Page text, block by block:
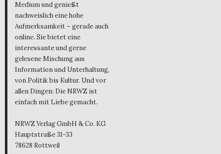
Medium und genießt
nachweislich eine hohe
Aufmerksamkeit – gerade auch
online. Sie bietet eine
interessante und gerne
gelesene Mischung aus
Information und Unterhaltung,
von Politik bis Kultur. Und vor
allen Dingen: Die NRWZ ist
einfach mit Liebe gemacht.
NRWZ Verlag GmbH & Co. KG
Hauptstraße 31-33
78628 Rottweil